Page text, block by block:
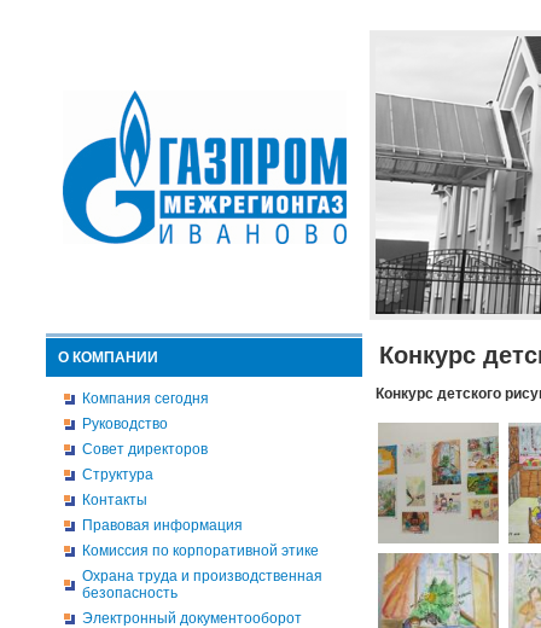
О КОМПАНИИ
Компания сегодня
Руководство
Совет директоров
Структура
Контакты
Правовая информация
Комиссия по корпоративной этике
Охрана труда и производственная
безопасность
Электронный документооборот
Конкурс
Конкурс детского